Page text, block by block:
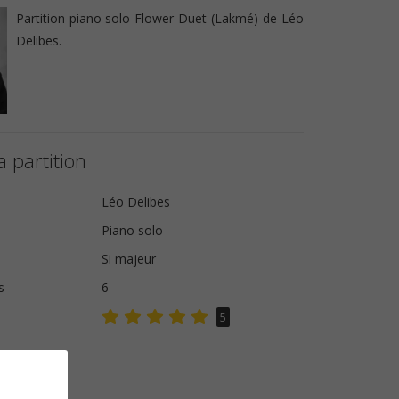
Partition piano solo Flower Duet (Lakmé) de Léo
Delibes.
partition
Léo Delibes
Piano solo
Si majeur
6
5